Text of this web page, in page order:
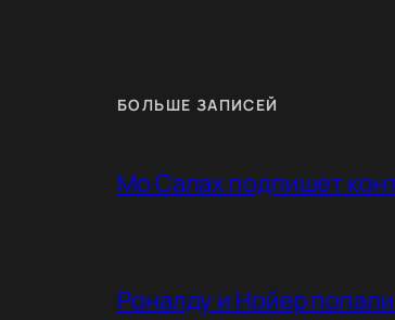
БОЛЬШЕ ЗАПИСЕЙ
Мо Салах подпишет
Роналду и Нойер